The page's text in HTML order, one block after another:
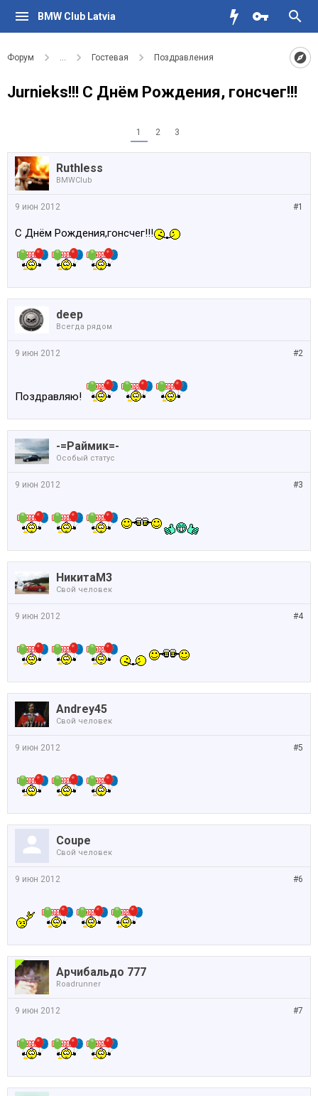
BMW Club Latvia
Форум ... Гостевая Поздравления
Jurnieks!!! С Днём Рождения, гонсчег!!!
1 2 3
Ruthless
BMWClub
#1
9 июн 2012
С Днём Рождения,гонсчег!!!
deep
Всегда рядом
#2
9 июн 2012
Поздравляю!
-=Раймик=-
Особый статус
#3
9 июн 2012
НикитаМ3
Свой человек
#4
9 июн 2012
Andrey45
Свой человек
#5
9 июн 2012
Coupe
Свой человек
#6
9 июн 2012
Арчибальдо 777
Roadrunner
#7
9 июн 2012